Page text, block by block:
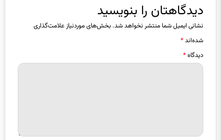
دیدگاهتان را بنویسید
نشانی ایمیل شما منتشر نخواهد شد. بخش‌های موردنیاز علامت‌گذاری
شده‌اند*
دیدگاه*